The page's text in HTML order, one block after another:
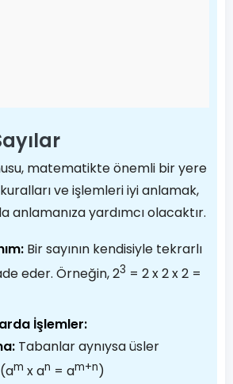
matematikte önemli bir yere
ve işlemleri iyi anlamak,
anlamanıza yardımcı olacaktır.
Bir sayının kendisiyle tekrarlı
eder. Örneğin, 23 = 2 x 2 x 2 =
İşlemler:
Tabanlar aynıysa üsler
m x an = am+n)